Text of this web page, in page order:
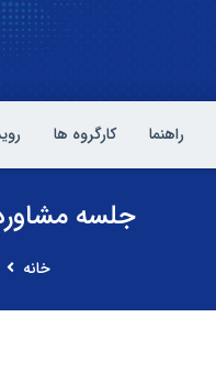
راهنما کارگروه ها
جلسه مشاوره
خانه